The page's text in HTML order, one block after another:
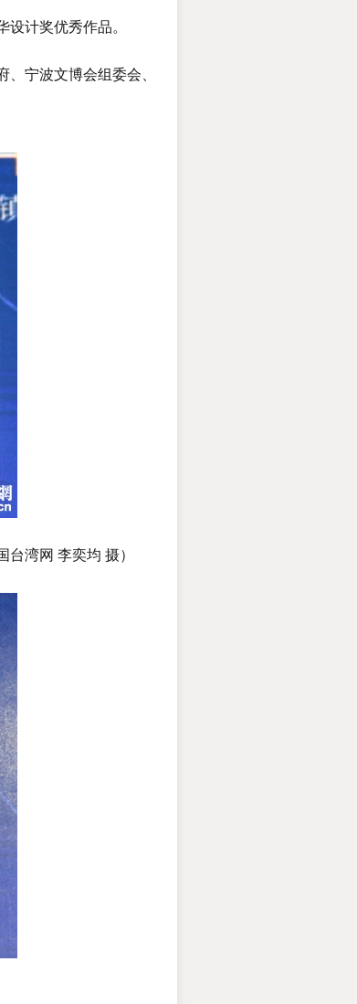
计奖优秀作品。
宁波文博会组委会、
湾网 李奕均 摄）